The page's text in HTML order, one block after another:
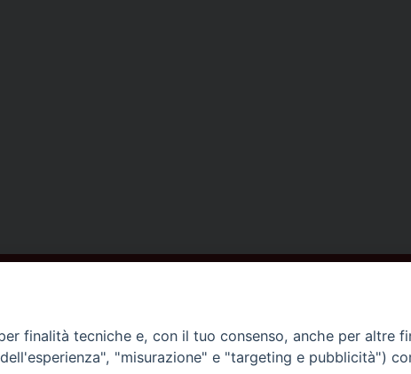
finalità tecniche e, con il tuo consenso, anche per altre
"misurazione" e "targeting e pubblicità")